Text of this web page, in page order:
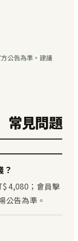
公告為準。建議
常見問題
？
4,080；會員擊
公告為準。